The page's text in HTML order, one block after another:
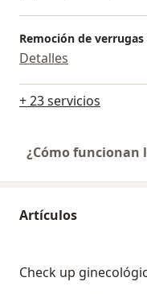
Remoción de verrugas
Detalles
+ 23 servicios
¿Cómo funcionan
Artículos
Check up